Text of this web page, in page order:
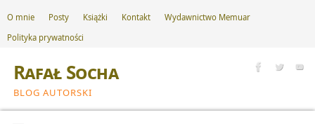
O mnie Posty Książki Kontakt
Wydawnictwo Memuar
Polityka prywatności
Rafał Socha
BLOG AUTORSKI